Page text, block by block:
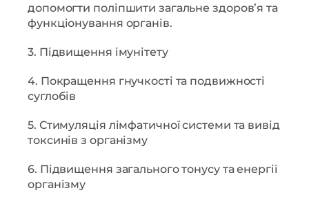
допомогти поліпшити загальне здоров’я та
функціонування органів.
3. Підвищення імунітету
4. Покращення гнучкості та подвижності
суглобів
5. Стимуляція лімфатичної системи та вивід
токсинів з організму
6. Підвищення загального тонусу та енергії
організму